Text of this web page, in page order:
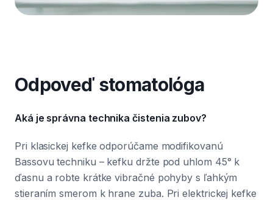
Odpoveď stomatológa
Aká je správna technika čistenia zubov?
Pri klasickej kefke odporúčame modifikovanú
Bassovu techniku – kefku držte pod uhlom 45° k
ďasnu a robte krátke vibračné pohyby s ľahkým
stieraním smerom k hrane zuba. Pri elektrickej kefke